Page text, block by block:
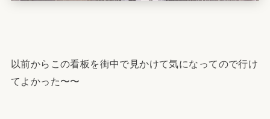
以前からこの看板を街中で見かけて気になってので行け
てよかった〜〜